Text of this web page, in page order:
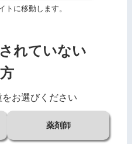
トに移動します。
れていない
方
お選びください
薬剤師